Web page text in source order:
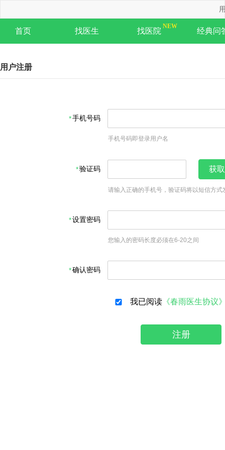
首页 找医生 找医院 经典问
用户注册
手机号码
手机号码即登录用户名
验证码 获
请输入正确的手机号，验证码将以短信方式
设置密码
您输入的密码长度必须在6-20之间
确认密码
我已阅读 《春雨医生协议
注册